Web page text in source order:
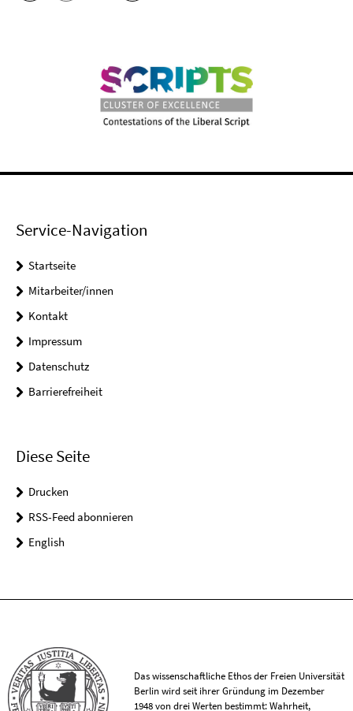
Service-Navigation
Startseite
Mitarbeiter/innen
Kontakt
Impressum
Datenschutz
Barrierefreiheit
Diese Seite
Drucken
RSS-Feed abonnieren
English
Das wissenschaftliche Ethos der Freien Universität
Berlin wird seit ihrer Gründung im Dezember
1948 von drei Werten bestimmt: Wahrheit,